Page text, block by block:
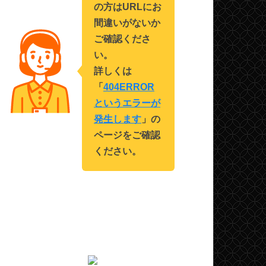
の方はURLにお
間違いがないか
ご確認くださ
い。
詳しくは
「 404ERROR
というエラーが
発生します 」の
ページをご確認
ください。